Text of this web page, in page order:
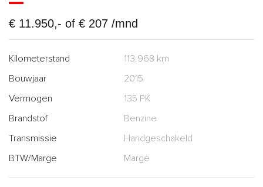
€ 11.950,- of € 207 /mnd
Kilometerstand
113.968 km
Bouwjaar
2015
Vermogen
135 PK
Brandstof
Benzine
Transmissie
Handgeschakeld
BTW/Marge
Marge